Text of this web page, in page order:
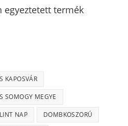
egyeztetett termék
KAPOSVÁR
SOMOGY MEGYE
NAP DOMBKOSZORÚ